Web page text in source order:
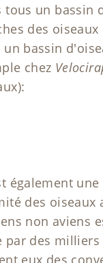
tous un bassin
des oiseaux
bassin
chez
également
des oiseaux
non aviens
par des milliers